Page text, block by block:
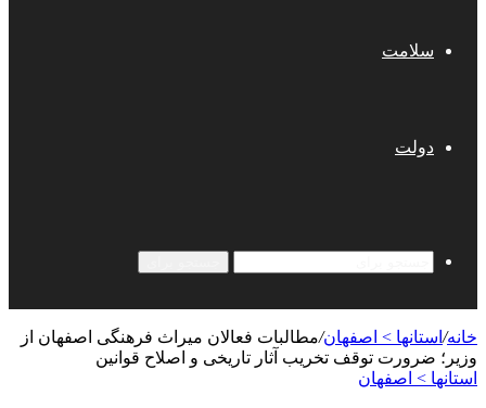
سلامت
دولت
خانه/ استانها > اصفهان/مطالبات فعالان میراث فرهنگی اصفهان از
وزیر؛ ضرورت توقف تخریب آثار تاریخی و اصلاح قوانین
استانها > اصفهان